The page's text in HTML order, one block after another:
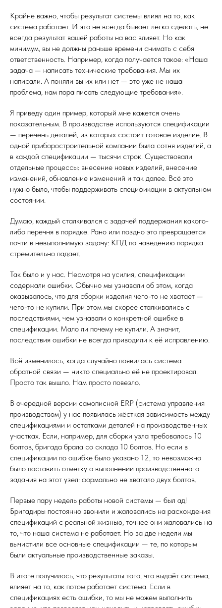
Крайне важно, чтобы результат системы влиял на то, как
система работает. И это не всегда бывает легко сделать, не
всегда результат вашей работы на вас влияет. Но как
минимум, вы не должны раньше времени снимать с себя
ответственность. Например, когда получается такое: «Наша
задача — написать технические требования. Мы их
написали. А поняли вы их или нет — это уже не наша
проблема, нам пора писать следующие требования».
Я приведу один пример, который мне кажется очень
показательным. В производстве используются спецификации
— перечень деталей, из которых состоит готовое изделие. В
одной приборостроительной компании была сотня изделий, а
в каждой спецификации — тысячи строк. Существовали
отдельные процессы: внесение новых изделий, внесение
изменений, обновление изменений и так далее. Всё это
нужно было, чтобы поддерживать спецификации в актуальном
состоянии.
Думаю, каждый сталкивался с задачей поддержания какого-
либо перечня в порядке. Рано или поздно это превращается
почти в невыполнимую задачу: КПД по наведению порядка
стремительно падает.
Так было и у нас. Несмотря на усилия, спецификации
содержали ошибки. Обычно мы узнавали об этом, когда
оказывалось, что для сборки изделия чего-то не хватает —
чего-то не купили. При этом мы скорее сталкивались с
последствиями, чем узнавали о конкретной ошибке в
спецификации. Мало ли почему не купили. А значит,
последствия ошибки не всегда приводили к её исправлению.
Всё изменилось, когда случайно появилась система
обратной связи — никто специально её не проектировал.
Просто так вышло. Нам просто повезло.
В очередной версии самописной ERP (система управления
производством) у нас появилась жёсткая зависимость между
спецификациями и остатками деталей на производственных
участках. Если, например, для сборки узла требовалось 10
болтов, бригада брала со склада 10 болтов. Но если в
спецификации по ошибке было указано 12, то невозможно
было поставить отметку о выполнении производственного
задания на этот узел: формально не хватало двух болтов.
Первые пару недель работы новой системы — был ад!
Бригадиры постоянно звонили и жаловались на расхождения
спецификаций с реальной жизнью, точнее они жаловались на
то, что наша система не работает. Но за две недели мы
вычистили все основные спецификации — те, по которым
были актуальные производственные заказы.
В итоге получилось, что результаты того, что выдаёт система,
влияет на то, как потом работает система. Если в
спецификациях есть ошибки, то мы не можем выполнить